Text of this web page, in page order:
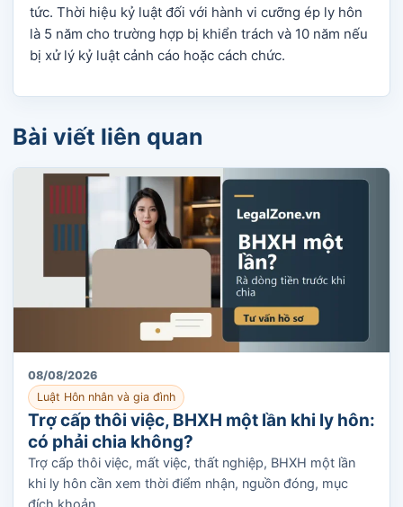
tức. Thời hiệu kỷ luật đối với hành vi cưỡng ép ly hôn
là 5 năm cho trường hợp bị khiển trách và 10 năm nếu
bị xử lý kỷ luật cảnh cáo hoặc cách chức.
Bài viết liên quan
08/08/2026
Luật Hôn nhân và gia đình
Trợ cấp thôi việc, BHXH một lần khi ly hôn:
có phải chia không?
Trợ cấp thôi việc, mất việc, thất nghiệp, BHXH một lần
khi ly hôn cần xem thời điểm nhận, nguồn đóng, mục